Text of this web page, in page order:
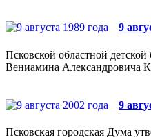
9
Псковской областной
Вениамина Александровича
9
Псковская городская Дума